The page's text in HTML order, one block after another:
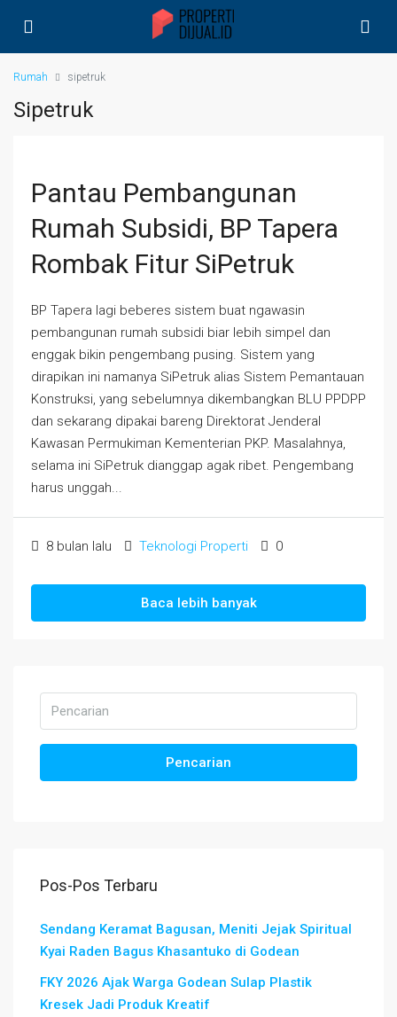
Rumah sipetruk
Sipetruk
Pantau Pembangunan
Rumah Subsidi, BP Tapera
Rombak Fitur SiPetruk
BP Tapera lagi beberes sistem buat ngawasin
pembangunan rumah subsidi biar lebih simpel dan
enggak bikin pengembang pusing. Sistem yang
dirapikan ini namanya SiPetruk alias Sistem Pemantauan
Konstruksi, yang sebelumnya dikembangkan BLU PPDPP
dan sekarang dipakai bareng Direktorat Jenderal
Kawasan Permukiman Kementerian PKP. Masalahnya,
selama ini SiPetruk dianggap agak ribet. Pengembang
harus unggah...
8 bulan lalu Teknologi Properti 0
Baca lebih banyak
Pencarian
Pos-Pos Terbaru
Sendang Keramat Bagusan, Meniti Jejak Spiritual
Kyai Raden Bagus Khasantuko di Godean
FKY 2026 Ajak Warga Godean Sulap Plastik
Kresek Jadi Produk Kreatif